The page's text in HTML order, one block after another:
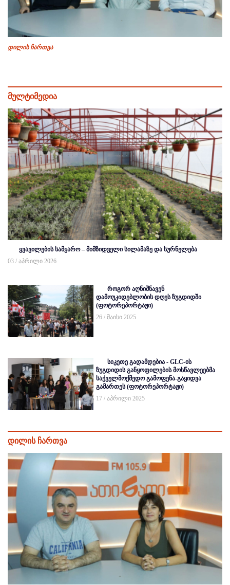
დილის ჩართვა
მულტიმედია
ყვავილების სამყარო – მიმზიდველი სილამაზე და სურნელება
03 / აპრილი 2026
როგორ აღნიშნავენ
დამოუკიდებლობის დღეს ზუგდიდში
(ფოტორეპორტაჟი)
26 / მაისი 2025
სიკეთე გადამდებია - GLC-ის
ზუგდიდის განყოფილების მოსწავლეებმა
საქველმოქმედო გამოფენა-გაყიდვა
გამართეს (ფოტორეპორტაჟი)
17 / აპრილი 2025
დილის ჩართვა